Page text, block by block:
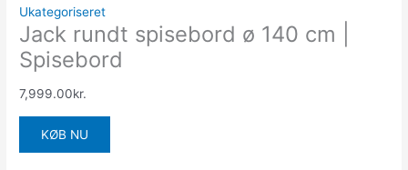
Ukategoriseret
Jack rundt spisebord ø 140 cm |
Spisebord
7,999.00kr.
KØB NU